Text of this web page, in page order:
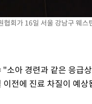
회가 16일 서울 강남구 웨
소아 경련과 같은 응급
전에 진료 차질이 예